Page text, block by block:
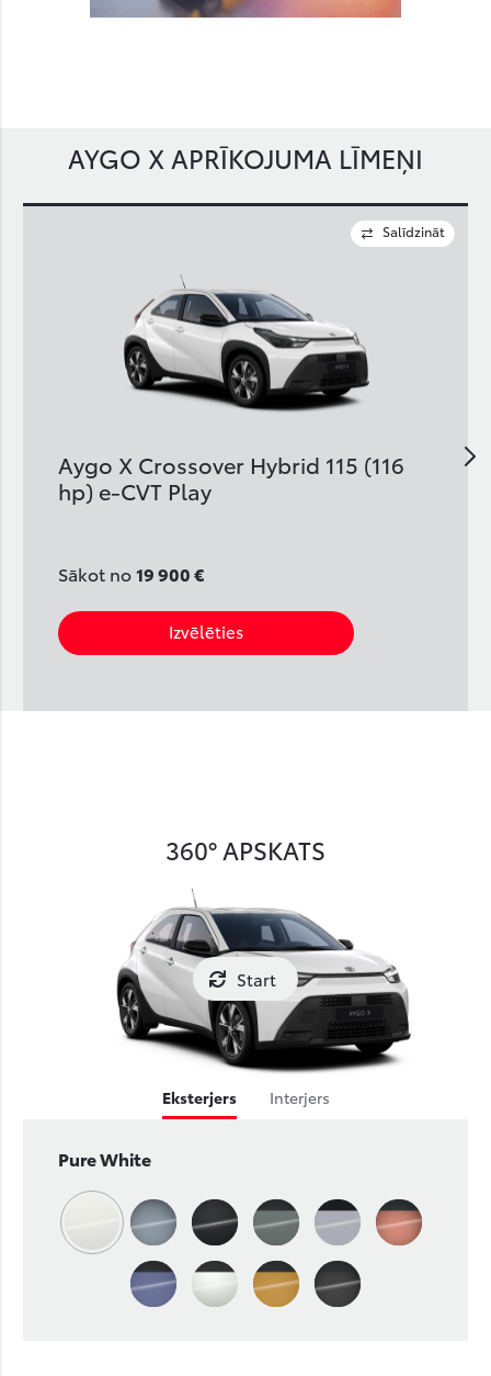
AYGO X APRĪKOJUMA LĪMEŅI
Aygo X Crossover Hybrid 115 (116
hp) e-CVT Play
Sākot no19 900 €
Izvēlēties
Salīdzināt
360° APSKATS
Start
Eksterjers Interjers
Pure White